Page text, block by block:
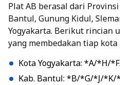
Plat AB berasal dari
Bantul, Gunung Kidul,
Yogyakarta. Berikut rincian
yang membedakan tiap
Kota Yogyakarta: *A/*H/
Kab. Bantul: *B/*G/*J/*K/